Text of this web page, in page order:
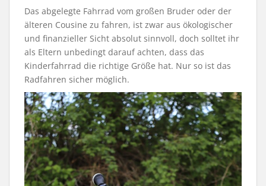
Das abgelegte Fahrrad vom großen Bruder oder der
älteren Cousine zu fahren, ist zwar aus ökologischer
und finanzieller Sicht absolut sinnvoll, doch solltet ihr
als Eltern unbedingt darauf achten, dass das
Kinderfahrrad die richtige Größe hat. Nur so ist das
Radfahren sicher möglich.